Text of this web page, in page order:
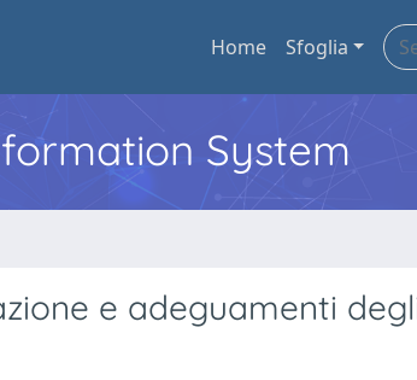
Home Sfoglia
System
e adeguamenti